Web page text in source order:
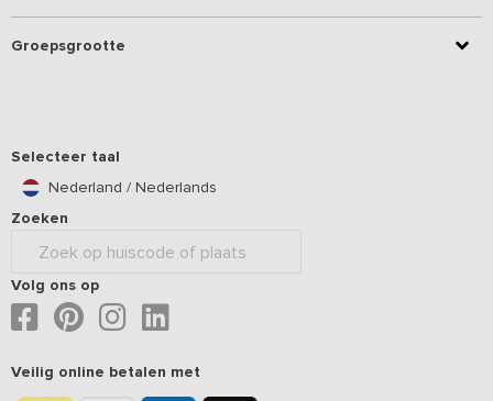
Groepsgrootte
Selecteer taal
Nederland / Nederlands
Zoeken
Volg ons op
Veilig online betalen met